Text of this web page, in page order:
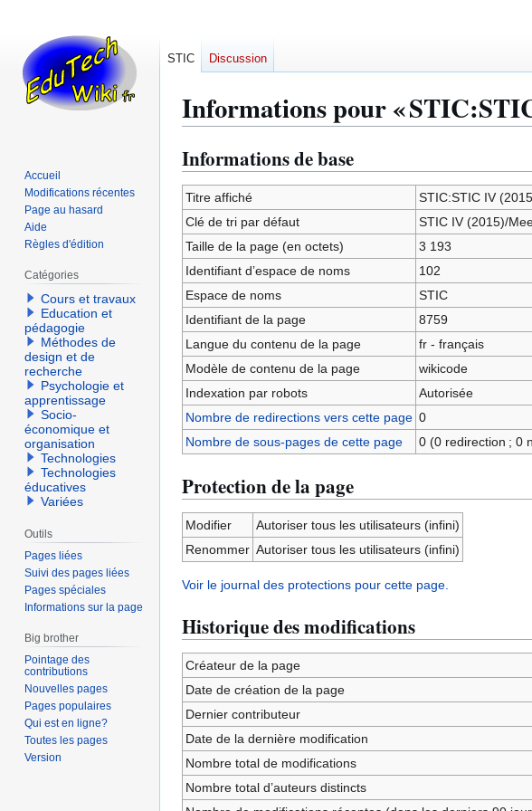
Informations pour «
Aller
à
la
navigation
Aller
à
la
recherche
Informations de base
Titre affiché
STIC:STIC IV
Clé de tri par défaut
STIC IV (2015)/
Taille de la page (en octets)
3 193
Identifiant dʼespace de noms
102
Espace de noms
STIC
Identifiant de la page
8759
Langue du contenu de la page
fr - français
Modèle de contenu de la page
wikicode
Indexation par robots
Autorisée
Nombre de redirections vers cette page 0
Nombre de sous-pages de cette page
0 (0 redirection ; 0
Protection de la page
Modifier
Autoriser tous les utilisateurs (infini)
Renommer Autoriser tous les utilisateurs (infini)
Voir le journal des protections pour cette page.
Historique des modifications
Créateur de la page
Date de création de la page
Dernier contributeur
Date de la dernière modification
Nombre total de modifications
Nombre total d’auteurs distincts
STIC Discussion
Accueil
Modifications récentes
Page au hasard
Aide
Règles d'édition
Catégories
Cours et travaux
Education et
pédagogie
Méthodes de
design et de
recherche
Psychologie et
apprentissage
Socio-
économique et
organisation
Technologies
Technologies
éducatives
Variées
Outils
Pages liées
Suivi des pages liées
Pages spéciales
Informations sur la page
Big brother
Pointage des
contributions
Nouvelles pages
Pages populaires
Qui est en ligne?
Toutes les pages
Version